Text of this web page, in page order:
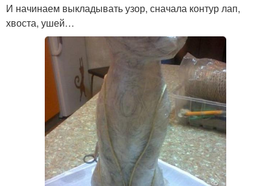
И начинаем выкладывать узор, сначала контур лап,
хвоста, ушей…